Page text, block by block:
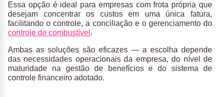
Essa opção é ideal para empresas com frota própria que
desejam concentrar os custos em uma única fatura,
facilitando o controle, a conciliação e o gerenciamento do
controle de combustível .
Ambas as soluções são eficazes — a escolha depende
das necessidades operacionais da empresa, do nível de
maturidade na gestão de benefícios e do sistema de
controle financeiro adotado.